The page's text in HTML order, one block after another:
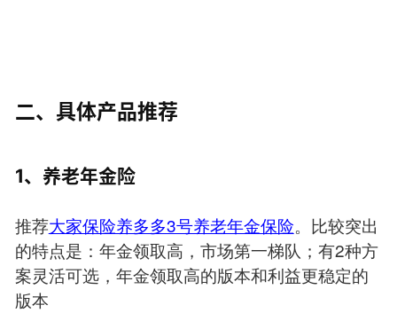
二、具体产品推荐
1、养老年金险
推荐大家保险养多多3号养老年金保险。比较突出
的特点是：年金领取高，市场第一梯队；有2种方
案灵活可选，年金领取高的版本和利益更稳定的
版本